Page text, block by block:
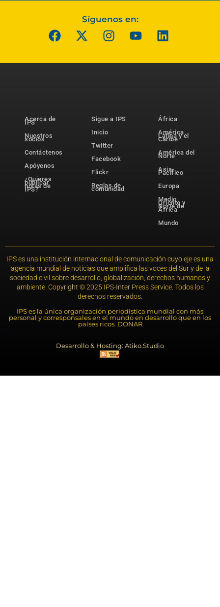
Síguenos en:
Acerca de
IPS
Nuestros
socios
Contáctenos
Apóyenos
¿Quieres
publicar
notas de
IPS?
Sigue a IPS
Inicio
Twitter
Facebook
Flickr
Reglas de
comunidad
África
América
Latina y el
Caribe
América del
Norte
Asia-
Pacífico
Europa
Medio
Oriente y
Norte de
África
Mundo
IPS es una institución internacional de comunicación cuyo eje es una
agencia mundial de noticias que amplifica las voces del Sur y de la
sociedad civil sobre desarrollo, globalización, derechos humanos y
ambiente. Copyright © 2025 IPS-Inter Press Service. Todos los
derechos reservados.
IPS es la única organización periodística mundial con más
personal y corresponsales en el mundo en desarrollo que en los
países ricos. DONAR
Desarrollo & Hosting: Atiko.Studio